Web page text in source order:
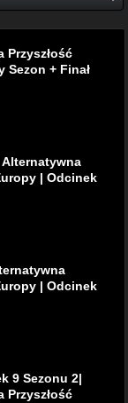
Przyszłość
Sezon + Finał
| Odcinek
| Odcinek
9 Sezonu 2|
Przyszłość